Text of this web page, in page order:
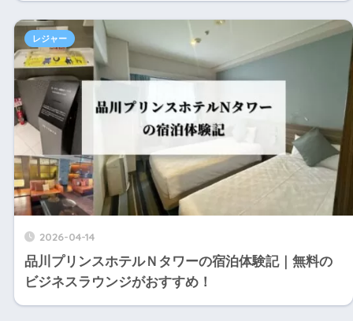
2026-04-14
品川プリンスホテルＮタワーの宿泊体験記｜無料の
ビジネスラウンジがおすすめ！
レジャー